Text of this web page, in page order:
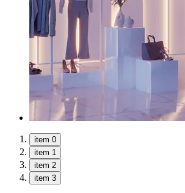
item 0
item 1
item 2
item 3